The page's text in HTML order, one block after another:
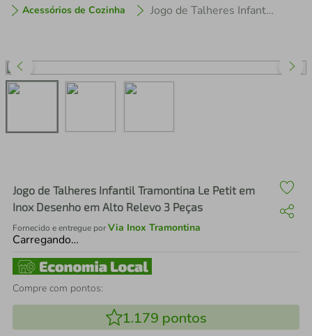
Acessórios de Cozinha
Jogo de Talheres Infantil Tramontina Le Petit em Inox Desenho em Alto Relevo 3 Peças
Jogo de Talheres Infantil Tramontina Le Petit em
Inox Desenho em Alto Relevo 3 Peças
Fornecido e entregue porVia Inox Tramontina
Carregando…
Compre com pontos:
1.179 pontos
1º tenis
3º perfume